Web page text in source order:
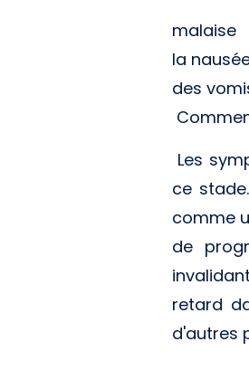
malaise
la
des
Les
ce
comme
de
retard
d'autres